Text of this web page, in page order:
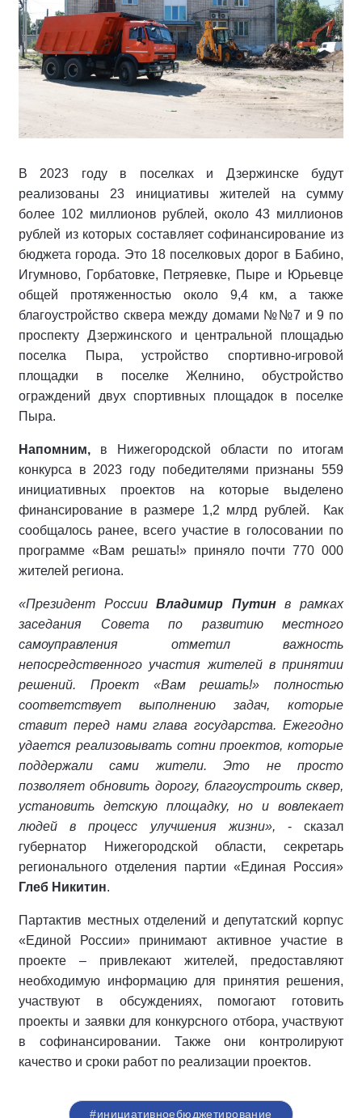
В 2023 году в поселках и Дзержинске будут
реализованы 23 инициативы жителей на сумму
более 102 миллионов рублей, около 43 миллионов
рублей из которых составляет софинансирование из
бюджета города. Это 18 поселковых дорог в Бабино,
Игумново, Горбатовке, Петряевке, Пыре и Юрьевце
общей протяженностью около 9,4 км, а также
благоустройство сквера между домами №№7 и 9 по
проспекту Дзержинского и центральной площадью
поселка Пыра, устройство спортивно-игровой
площадки в поселке Желнино, обустройство
ограждений двух спортивных площадок в поселке
Пыра.
Напомним, в Нижегородской области по итогам
конкурса в 2023 году победителями признаны 559
инициативных проектов на которые выделено
финансирование в размере 1,2 млрд рублей.
Как
сообщалось ранее, всего участие в голосовании по
программе «Вам решать!» приняло почти 770 000
жителей региона.
«Президент РоссииВладимир Путинв рамках
заседания Совета по развитию местного
самоуправления отметил важность
непосредственного участия жителей в принятии
решений. Проект «Вам решать!» полностью
соответствует выполнению задач, которые
ставит перед нами глава государства. Ежегодно
удается реализовывать сотни проектов, которые
поддержали сами жители. Это не просто
позволяет обновить дорогу, благоустроить сквер,
установить детскую площадку, но и вовлекает
людей в процесс улучшения жизни», - сказал
губернатор Нижегородской области, секретарь
регионального отделения партии «Единая Россия»
Глеб Никитин.
Партактив местных отделений и депутатский корпус
«Единой России» принимают активное участие в
проекте – привлекают жителей, предоставляют
необходимую информацию для принятия решения,
участвуют в обсуждениях, помогают готовить
проекты и заявки для конкурсного отбора, участвуют
в софинансировании. Также они контролируют
качество и сроки работ по реализации проектов.
#инициативноебюджетирование